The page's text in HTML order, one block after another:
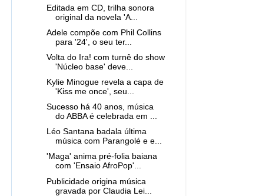
Editada em CD, trilha sonora
original da novela 'A...
Adele compõe com Phil Collins
para '24', o seu ter...
Volta do Ira! com turnê do show
'Núcleo base' deve...
Kylie Minogue revela a capa de
'Kiss me once', seu...
Sucesso há 40 anos, música
do ABBA é celebrada em ...
Léo Santana badala última
música com Parangolé e e...
'Maga' anima pré-folia baiana
com 'Ensaio AfroPop'...
Publicidade origina música
gravada por Claudia Lei...